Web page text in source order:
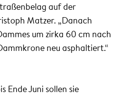
auf der
Matzer. „Danach
um zirka 60 cm nach
neu asphaltiert.“
Ende Juni sollen sie